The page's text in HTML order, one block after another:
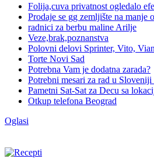
Folija,cuva privatnost ogledalo
Prodaje se gg zemljište na manje
radnici za berbu maline Arilje
Veze,brak,poznanstva
Polovni delovi Sprinter, Vito,
Torte Novi Sad
Potrebna Vam je dodatna zarada?
Potrebni mesari za rad u
Pametni Sat-Sat za Decu sa
Otkup telefona Beograd
Oglasi